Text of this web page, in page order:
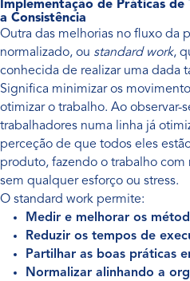
Implementação de Práticas
a Consistência
Outra das melhorias no fluxo da
normalizado, ou standard work,
conhecida de realizar uma dada
Significa minimizar os
otimizar o trabalho. Ao observar-
trabalhadores numa linha já
perceção de que todos eles
produto, fazendo o trabalho
sem qualquer esforço ou stress.
O standard work permite:
Medir e melhorar os
Reduzir os tempos de
Partilhar as boas práticas
Normalizar alinhando a